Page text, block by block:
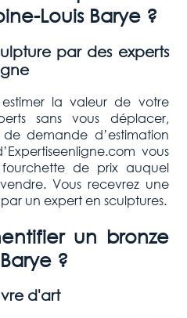
Louis Barye?
par des experts
la valeur de votre
sans vous déplacer,
de demande d’estimation
vous
de prix auquel
Vous recevrez une
un expert en sculptures.
un bronze
?
d'art